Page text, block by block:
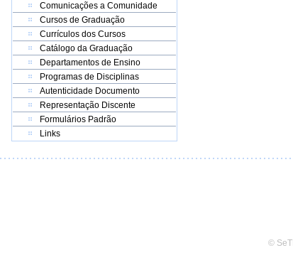
Comunicações a Comunidade
Cursos de Graduação
Currículos dos Cursos
Catálogo da Graduação
Departamentos de Ensino
Programas de Disciplinas
Autenticidade Documento
Representação Discente
Formulários Padrão
Links
©